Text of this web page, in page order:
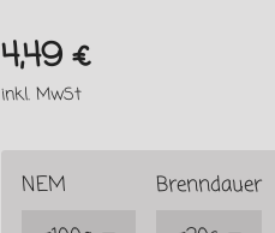
4,49 €
inkl. MwSt
NEM Brenndauer